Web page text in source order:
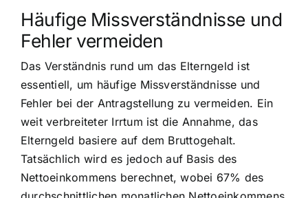
Häufige Missverständnisse und
Fehler vermeiden
Das Verständnis rund um das Elterngeld ist
essentiell, um häufige Missverständnisse und
Fehler bei der Antragstellung zu vermeiden. Ein
weit verbreiteter Irrtum ist die Annahme, das
Elterngeld basiere auf dem Bruttogehalt.
Tatsächlich wird es jedoch auf Basis des
Nettoeinkommens berechnet, wobei 67% des